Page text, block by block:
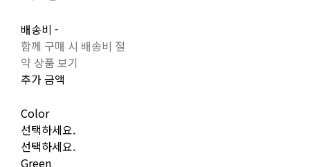
배송비 -
함께 구매 시 배송비 절
약 상품 보기
추가 금액
Color
선택하세요.
선택하세요.
Green